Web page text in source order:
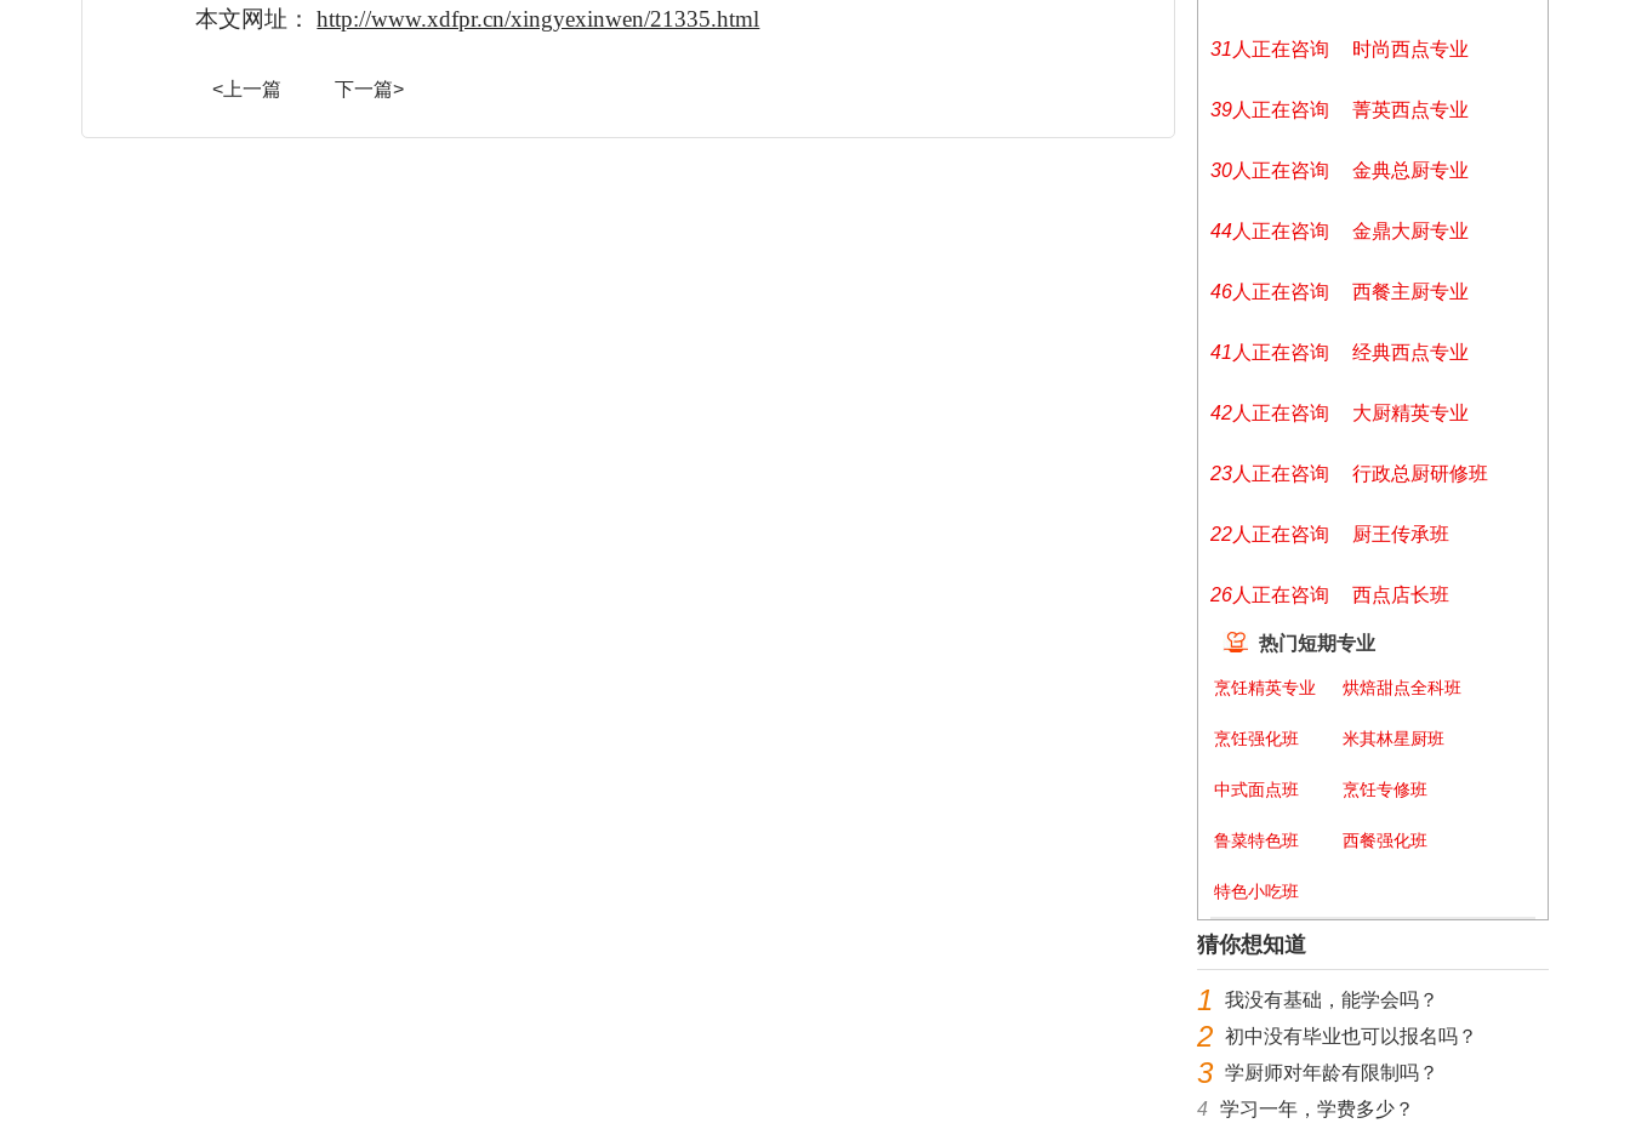
本文网址： http://www.xdfpr.cn/xingyexinwen/21335.html
<上一篇 下一篇>
31 人正在咨询 时尚西点专业
39人正在咨询 菁英西点专业
30人正在咨询 金典总厨专业
44人正在咨询 金鼎大厨专业
46人正在咨询 西餐主厨专业
41 人正在咨询 经典西点专业
42人正在咨询 大厨精英专业
23人正在咨询 行政总厨研修班
22人正在咨询 厨王传承班
26人正在咨询 西点店长班
热门短期专业
烹饪精英专业
烹饪强化班
中式面点班
鲁菜特色班
特色小吃班
烘焙甜点全科班
米其林星厨班
烹饪专修班
西餐强化班
猜你想知道
1 我没有基础，能学会吗？
2 初中没有毕业也可以报名吗？
3 学厨师对年龄有限制吗？
4
学习一年，学费多少？